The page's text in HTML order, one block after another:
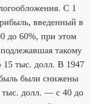
С 1
введенный в
до 60%, при этом
такому
15 тыс. долл. В 1947
были снижены
тыс. долл. — с 40 до